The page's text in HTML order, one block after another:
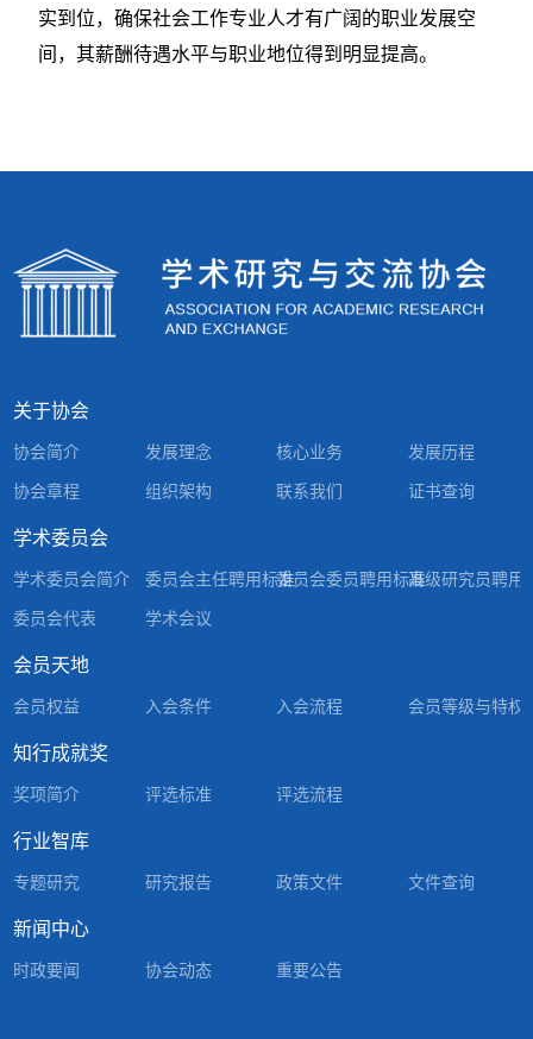
实到位，确保社会工作专业人才有广阔的职业发展空
间，其薪酬待遇水平与职业地位得到明显提高。
关于协会
协会简介 发展理念 核心业务 发展历程
协会章程 组织架构 联系我们 证书查询
学术委员会
学术委员会简介 委员会主任聘用标准委员会委员聘用标准高级研究员聘用
委员会代表 学术会议
会员天地
会员权益 入会条件 入会流程 会员等级与特权
知行成就奖
奖项简介 评选标准 评选流程
行业智库
专题研究 研究报告 政策文件 文件查询
新闻中心
时政要闻 协会动态 重要公告